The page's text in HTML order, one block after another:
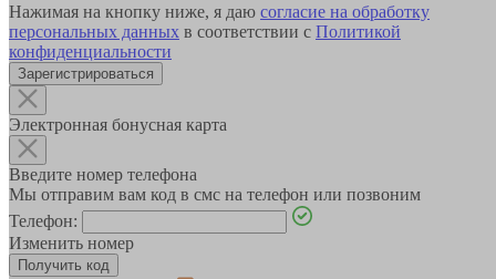
Нажимая на кнопку ниже, я даю согласие на обработку
персональных данных в соответствии с Политикой
конфиденциальности
Зарегистрироваться
Электронная бонусная карта
Введите номер телефона
Мы отправим вам код в смс на телефон или позвоним
Телефон:
Изменить номер